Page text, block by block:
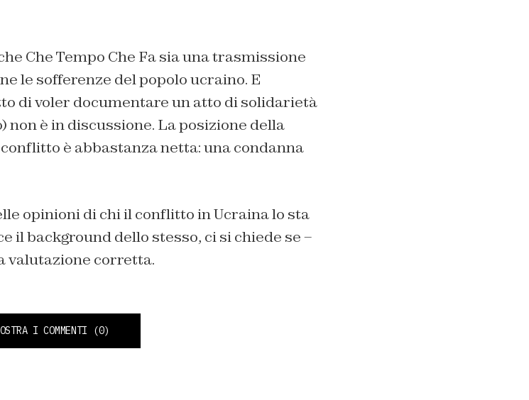
Che Tempo Che Fa sia una trasmissione
le sofferenze del popolo ucraino. E
di voler documentare un atto di solidarietà
è in discussione. La posizione della
è abbastanza netta: una condanna
opinioni di chi il conflitto in Ucraina lo sta
il background dello stesso, ci si chiede se –
valutazione corretta.
I COMMENTI (0)